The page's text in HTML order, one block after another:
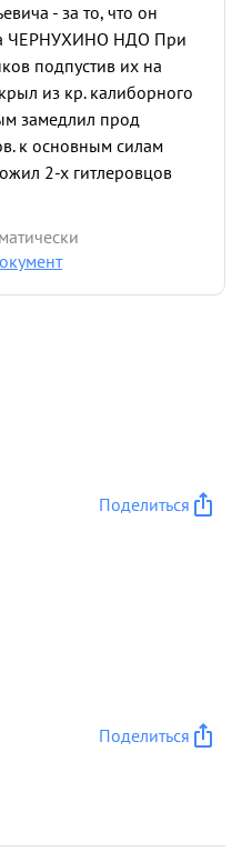
- за то, что он
ЧЕРНУХИНО НДО При
подпустив их на
из кр. калиборного
замедлил прод
к основным силам
2-х гитлеровцов
Поделиться
Поделиться